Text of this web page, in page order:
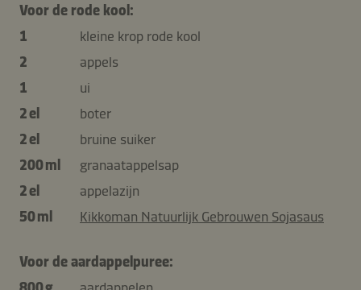
Voor de rode kool:
1
kleine krop rode kool
2
appels
1
ui
2 el
boter
2 el
bruine suiker
200 ml
granaatappelsap
2 el
appelazijn
50 ml
Kikkoman Natuurlijk Gebrouwen Sojasaus
Voor de aardappelpuree: